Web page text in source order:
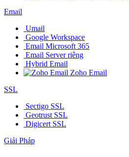
Email
Umail
Google Workspace
Email Microsoft 365
Email Server riêng
Hybrid Email
Zoho Email
SSL
Sectigo SSL
Geotrust SSL
Digicert SSL
Giải Pháp